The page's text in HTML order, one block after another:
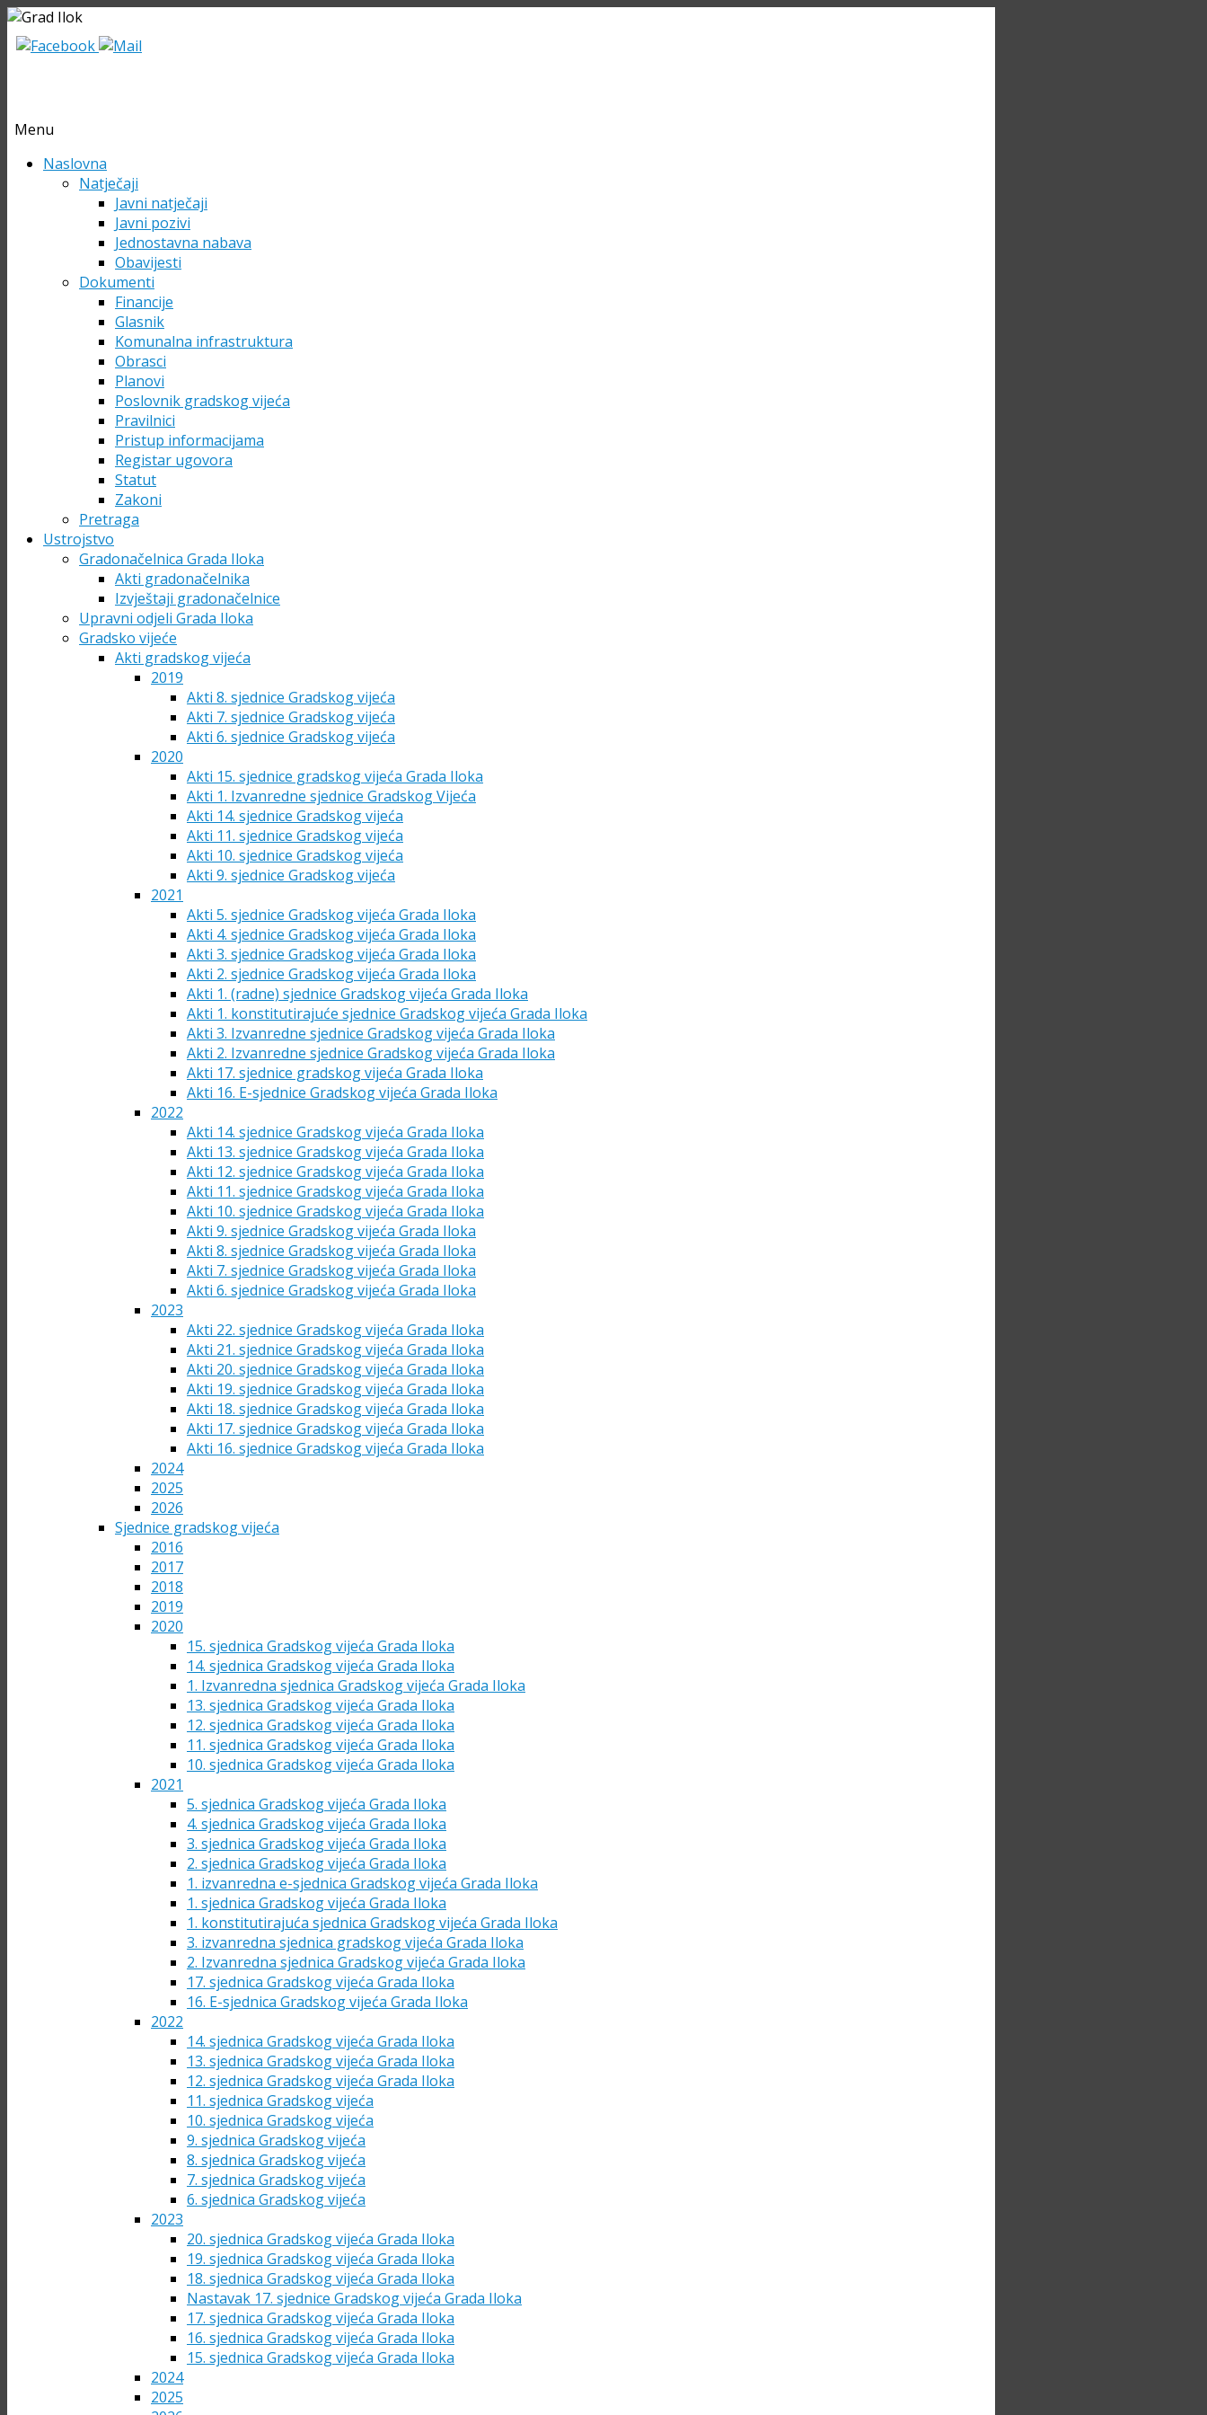
Menu
Skip Naslovna
Natječaji
Javni natječaji
Javni pozivi
Jednostavna nabava
Obavijesti
Dokumenti
Financije
Glasnik
Komunalna infrastruktura
Obrasci
Planovi
Poslovnik gradskog vijeća
Pravilnici
Pristup informacijama
Registar ugovora
Statut
Zakoni
Pretraga
Ustrojstvo
Gradonačelnica Grada Iloka
Akti gradonačelnika
Izvještaji gradonačelnice
Upravni odjeli Grada Iloka
Gradsko vijeće
Akti gradskog vijeća
2019
Akti 8. sjednice Gradskog vijeća
Akti 7. sjednice Gradskog vijeća
Akti 6. sjednice Gradskog vijeća
2020
Akti 15. sjednice gradskog vijeća Grada Iloka
Akti 1. Izvanredne sjednice Gradskog Vijeća
Akti 14. sjednice Gradskog vijeća
Akti 11. sjednice Gradskog vijeća
Akti 10. sjednice Gradskog vijeća
Akti 9. sjednice Gradskog vijeća
2021
Akti 5. sjednice Gradskog vijeća Grada Iloka
Akti 4. sjednice Gradskog vijeća Grada Iloka
Akti 3. sjednice Gradskog vijeća Grada Iloka
Akti 2. sjednice Gradskog vijeća Grada Iloka
Akti 1. (radne) sjednice Gradskog vijeća Grada Iloka
Akti 1. konstitutirajuće sjednice Gradskog vijeća Grada Iloka
Akti 3. Izvanredne sjednice Gradskog vijeća Grada Iloka
Akti 2. Izvanredne sjednice Gradskog vijeća Grada Iloka
Akti 17. sjednice gradskog vijeća Grada Iloka
Akti 16. E-sjednice Gradskog vijeća Grada Iloka
2022
Akti 14. sjednice Gradskog vijeća Grada Iloka
Akti 13. sjednice Gradskog vijeća Grada Iloka
Akti 12. sjednice Gradskog vijeća Grada Iloka
Akti 11. sjednice Gradskog vijeća Grada Iloka
Akti 10. sjednice Gradskog vijeća Grada Iloka
Akti 9. sjednice Gradskog vijeća Grada Iloka
Akti 8. sjednice Gradskog vijeća Grada Iloka
Akti 7. sjednice Gradskog vijeća Grada Iloka
Akti 6. sjednice Gradskog vijeća Grada Iloka
2023
Akti 22. sjednice Gradskog vijeća Grada Iloka
Akti 21. sjednice Gradskog vijeća Grada Iloka
Akti 20. sjednice Gradskog vijeća Grada Iloka
Akti 19. sjednice Gradskog vijeća Grada Iloka
Akti 18. sjednice Gradskog vijeća Grada Iloka
Akti 17. sjednice Gradskog vijeća Grada Iloka
Akti 16. sjednice Gradskog vijeća Grada Iloka
2024
2025
2026
Sjednice gradskog vijeća
2016
2017
2018
2019
2020
15. sjednica Gradskog vijeća Grada Iloka
14. sjednica Gradskog vijeća Grada Iloka
1. Izvanredna sjednica Gradskog vijeća Grada Iloka
13. sjednica Gradskog vijeća Grada Iloka
12. sjednica Gradskog vijeća Grada Iloka
11. sjednica Gradskog vijeća Grada Iloka
10. sjednica Gradskog vijeća Grada Iloka
2021
5. sjednica Gradskog vijeća Grada Iloka
4. sjednica Gradskog vijeća Grada Iloka
3. sjednica Gradskog vijeća Grada Iloka
2. sjednica Gradskog vijeća Grada Iloka
1. izvanredna e-sjednica Gradskog vijeća Grada Iloka
1. sjednica Gradskog vijeća Grada Iloka
1. konstitutirajuća sjednica Gradskog vijeća Grada Iloka
3. izvanredna sjednica gradskog vijeća Grada Iloka
2. Izvanredna sjednica Gradskog vijeća Grada Iloka
17. sjednica Gradskog vijeća Grada Iloka
16. E-sjednica Gradskog vijeća Grada Iloka
2022
14. sjednica Gradskog vijeća Grada Iloka
13. sjednica Gradskog vijeća Grada Iloka
12. sjednica Gradskog vijeća Grada Iloka
11. sjednica Gradskog vijeća
10. sjednica Gradskog vijeća
9. sjednica Gradskog vijeća
8. sjednica Gradskog vijeća
7. sjednica Gradskog vijeća
6. sjednica Gradskog vijeća
2023
20. sjednica Gradskog vijeća Grada Iloka
19. sjednica Gradskog vijeća Grada Iloka
18. sjednica Gradskog vijeća Grada Iloka
Nastavak 17. sjednice Gradskog vijeća Grada Iloka
17. sjednica Gradskog vijeća Grada Iloka
16. sjednica Gradskog vijeća Grada Iloka
15. sjednica Gradskog vijeća Grada Iloka
2024
2025